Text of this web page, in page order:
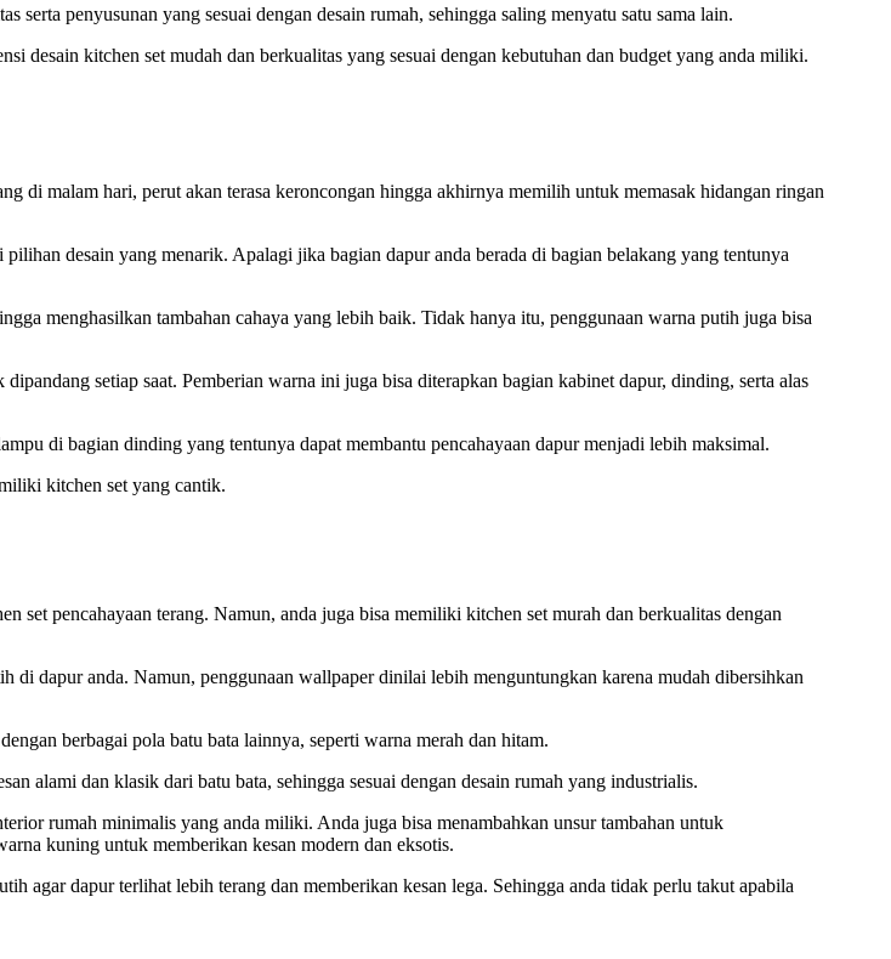
penyusunan yang sesuai dengan desain rumah, sehingga saling menyatu satu sama lain.
desain kitchen set mudah dan berkualitas yang sesuai dengan kebutuhan dan budget yang anda miliki.
di malam hari, perut akan terasa keroncongan hingga akhirnya memilih untuk memasak hidangan ringan
desain yang menarik. Apalagi jika bagian dapur anda berada di bagian belakang yang tentunya
menghasilkan tambahan cahaya yang lebih baik. Tidak hanya itu, penggunaan warna putih juga bisa
setiap saat. Pemberian warna ini juga bisa diterapkan bagian kabinet dapur, dinding, serta alas
di bagian dinding yang tentunya dapat membantu pencahayaan dapur menjadi lebih maksimal.
kitchen set yang cantik.
set pencahayaan terang. Namun, anda juga bisa memiliki kitchen set murah dan berkualitas dengan
di dapur anda. Namun, penggunaan wallpaper dinilai lebih menguntungkan karena mudah dibersihkan
berbagai pola batu bata lainnya, seperti warna merah dan hitam.
alami dan klasik dari batu bata, sehingga sesuai dengan desain rumah yang industrialis.
rumah minimalis yang anda miliki. Anda juga bisa menambahkan unsur tambahan untuk
kuning untuk memberikan kesan modern dan eksotis.
agar dapur terlihat lebih terang dan memberikan kesan lega. Sehingga anda tidak perlu takut apabila